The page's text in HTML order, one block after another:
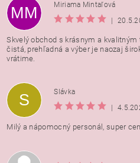
Vložením hodnotenie súhlasíte s
osobných údajov
MM
Miriama Mintaľová
|
Skvelý obchod s krásnym a
čistá, prehľadná a výber je naozaj
vrátime.
S
Slávka
|
Milý a nápomocný personál, super